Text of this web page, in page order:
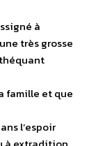
à
très grosse
famille et que
l’espoir